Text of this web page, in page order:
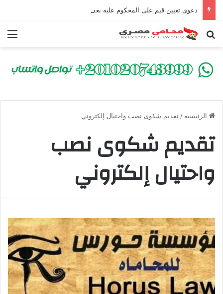
بحث عن
الرئيسية / تقديم شكوى نصب واحتيال إلكتروني
تقديم شكوى نصب
واحتيال إلكتروني